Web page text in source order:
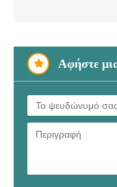
Αφήστε